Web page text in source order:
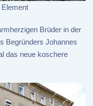
Brüder in der
Begründers Johannes
das neue koschere